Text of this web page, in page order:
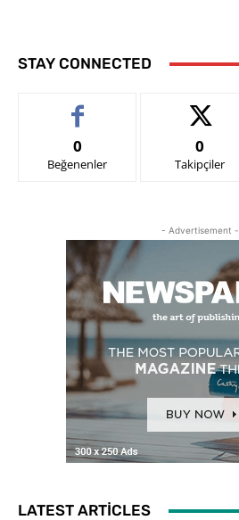
STAY CONNECTED
0
Beğenenler
0
Takipçiler
- Advertisement -
LATEST ARTICLES